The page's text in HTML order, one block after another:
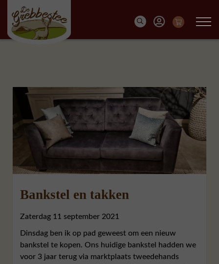
Bankstel en takken
Zaterdag 11 september 2021
Dinsdag ben ik op pad geweest om een nieuw
bankstel te kopen. Ons huidige bankstel hadden we
voor 3 jaar terug via marktplaats tweedehands